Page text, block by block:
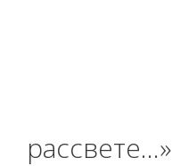
рассвете…»